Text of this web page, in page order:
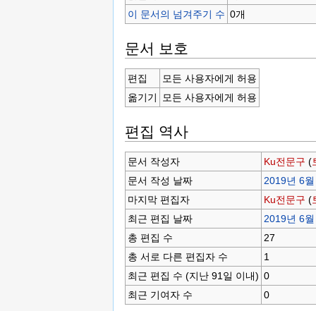
이 문서의 넘겨주기 수 0개
문서 보호
편집
모든 사용자에게 허용
옮기기
모든 사용자에게 허용
편집 역사
문서 작성자 Ku전문구 (
문서 작성 날짜
2019년 6
마지막 편집자
Ku전문구 (
최근 편집 날짜
2019년 6
총 편집 수
27
총 서로 다른 편집자 수
1
최근 편집 수 (지난 91일 이내) 0
최근 기여자 수
0